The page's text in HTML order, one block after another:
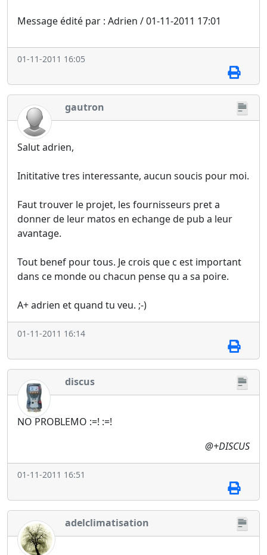
Message édité par : Adrien / 01-11-2011 17:01
01-11-2011 16:05
gautron
Salut adrien,
Inititative tres interessante, aucun soucis pour moi.
Faut trouver le projet, les fournisseurs pret a
donner de leur matos en echange de pub a leur
avantage.
Tout benef pour tous. Je crois que c est important
dans ce monde ou chacun pense qu a sa poire.
A+ adrien et quand tu veu. ;-)
01-11-2011 16:14
discus
NO PROBLEMO :=! :=!
@+DISCUS
01-11-2011 16:51
adelclimatisation